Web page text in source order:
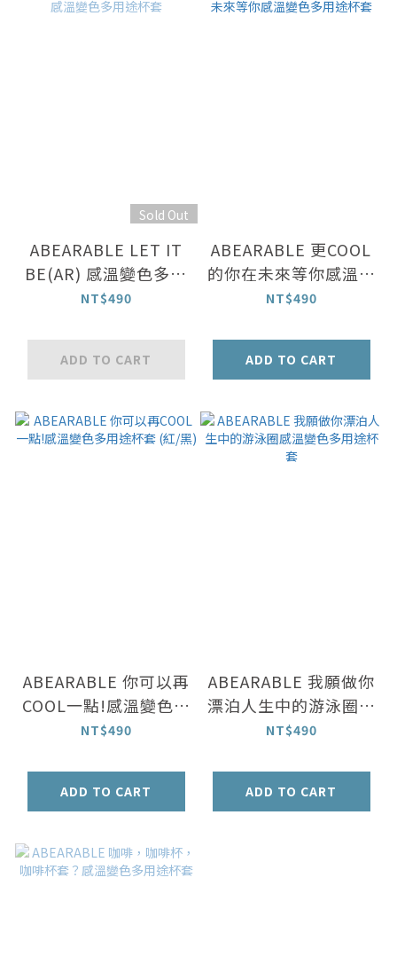
Sold Out
ABEARABLE LET IT
BE(AR) 感溫變色多用
途杯套
NT$490
ADD TO CART
ABEARABLE 更COOL
的你在未來等你感溫變
色多用途杯套
NT$490
ADD TO CART
ABEARABLE 你可以再
COOL一點!感溫變色多
用途杯套 (紅/黑)
NT$490
ADD TO CART
ABEARABLE 我願做你
漂泊人生中的游泳圈感
溫變色多用途杯套
NT$490
ADD TO CART